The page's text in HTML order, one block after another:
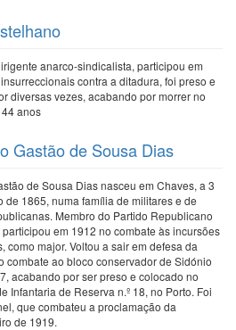
anarco-sindicalista, participou em
contra a ditadura, foi preso e
diversas vezes, acabando por morrer no
anos
Gastão de Sousa Dias
de Sousa Dias nasceu em Chaves, a 3
de 1865, numa família de militares e de
Membro do Partido Republicano
em 1912 no combate às incursões
como major. Voltou a sair em defesa da
combate ao bloco conservador de Sidónio
acabando por ser preso e colocado no
Infantaria de Reserva n.º 18, no Porto. Foi
que combateu a proclamação da
de 1919.